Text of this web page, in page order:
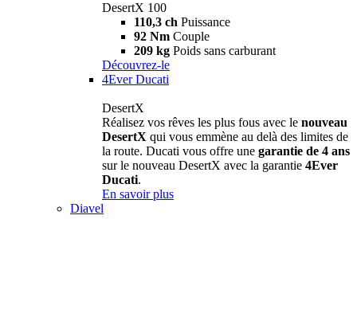
DesertX 100
110,3 ch Puissance
92 Nm Couple
209 kg Poids sans carburant
Découvrez-le
4Ever Ducati
DesertX
Réalisez vos rêves les plus fous avec le nouveau
DesertX qui vous emmène au delà des limites de
la route. Ducati vous offre une garantie de 4 ans
sur le nouveau DesertX avec la garantie 4Ever
Ducati.
En savoir plus
Diavel